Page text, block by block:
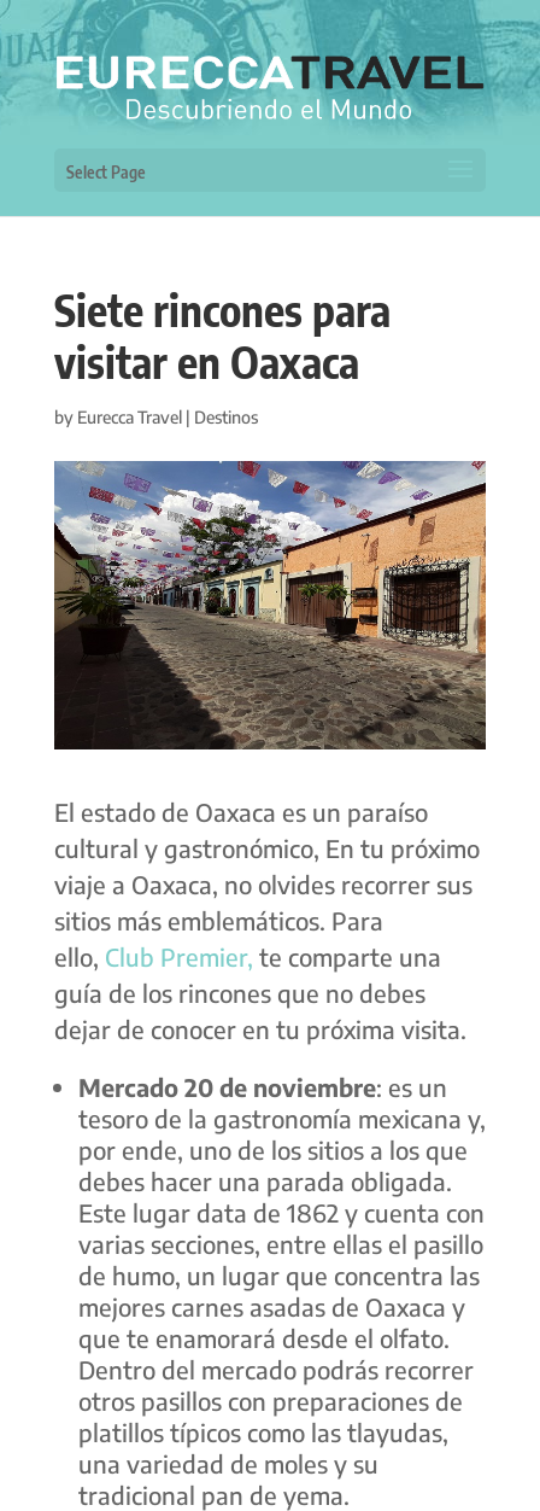
Select Page
Siete rincones para
visitar en Oaxaca
by Eurecca Travel| Destinos
El estado de Oaxaca es un paraíso
cultural y gastronómico, En tu próximo
viaje a Oaxaca, no olvides recorrer sus
sitios más emblemáticos. Para
ello, Club Premier, te comparte una
guía de los rincones que no debes
dejar de conocer en tu próxima visita.
Mercado 20 de noviembre: es un
tesoro de la gastronomía mexicana y,
por ende, uno de los sitios a los que
debes hacer una parada obligada.
Este lugar data de 1862 y cuenta con
varias secciones, entre ellas el pasillo
de humo, un lugar que concentra las
mejores carnes asadas de Oaxaca y
que te enamorará desde el olfato.
Dentro del mercado podrás recorrer
otros pasillos con preparaciones de
platillos típicos como las tlayudas,
una variedad de moles y su
tradicional pan de yema.